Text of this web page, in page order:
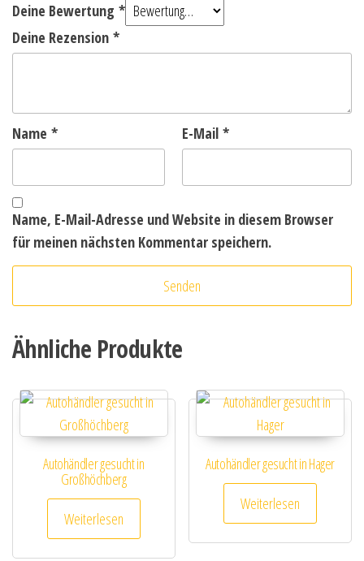
Deine Bewertung *
Deine Rezension *
Name * E-Mail *
Name, E-Mail-Adresse und Website in diesem Browser
für meinen nächsten Kommentar speichern.
Ähnliche Produkte
Autohändler gesucht in
Großhöchberg
Weiterlesen
Autohändler gesucht in Hager
Weiterlesen